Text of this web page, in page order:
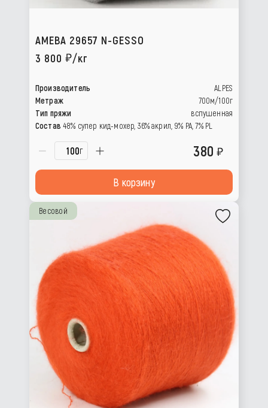
AMEBA 29657 N-GESSO
3 800
/кг
Производитель
ALPES
Метраж
700м/100г
Тип пряжи
вспушенная
Состав 48% супер кид-мохер, 36% акрил, 9% РА, 7% PL
г 380
В корзину
Весовой